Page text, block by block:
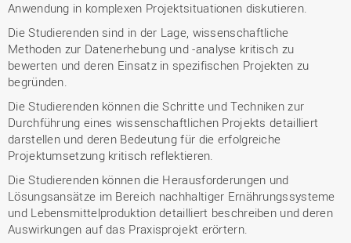
Anwendung in komplexen Projektsituationen diskutieren.
Die Studierenden sind in der Lage, wissenschaftliche
Methoden zur Datenerhebung und -analyse kritisch zu
bewerten und deren Einsatz in spezifischen Projekten zu
begründen.
Die Studierenden können die Schritte und Techniken zur
Durchführung eines wissenschaftlichen Projekts detailliert
darstellen und deren Bedeutung für die erfolgreiche
Projektumsetzung kritisch reflektieren.
Die Studierenden können die Herausforderungen und
Lösungsansätze im Bereich nachhaltiger Ernährungssysteme
und Lebensmittelproduktion detailliert beschreiben und deren
Auswirkungen auf das Praxisprojekt erörtern.